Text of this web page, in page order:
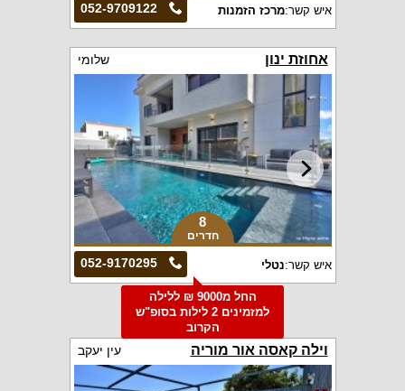
052-9709122 איש קשר:מרכז הזמנות
אחוזת ינון שלומי
8
חדרים
052-9170295 איש קשר:נטלי
החל מ9000 ₪ ללילה
למזמינים 2 לילות בסופ"ש
הקרוב
וילה קאסה אור מוריה עין יעקב